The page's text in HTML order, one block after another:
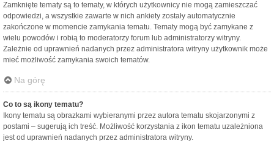
Zamknięte tematy są to tematy, w których użytkownicy nie mogą zamieszczać
odpowiedzi, a wszystkie zawarte w nich ankiety zostały automatycznie
zakończone w momencie zamykania tematu. Tematy mogą być zamykane z
wielu powodów i robią to moderatorzy forum lub administratorzy witryny.
Zależnie od uprawnień nadanych przez administratora witryny użytkownik może
mieć możliwość zamykania swoich tematów.
Na górę
Co to są ikony tematu?
Ikony tematu są obrazkami wybieranymi przez autora tematu skojarzonymi z
postami – sugerują ich treść. Możliwość korzystania z ikon tematu uzależniona
jest od uprawnień nadanych przez administratora witryny.